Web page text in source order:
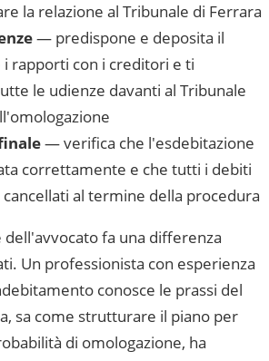
la relazione al Tribunale di Ferrara
— predispone e deposita il
i rapporti con i creditori e ti
le udienze davanti al Tribunale
— verifica che l'esdebitazione
correttamente e che tutti i debiti
al termine della procedura
dell'avvocato fa una differenza
Un professionista con esperienza
conosce le prassi del
, sa come strutturare il piano per
di omologazione, ha